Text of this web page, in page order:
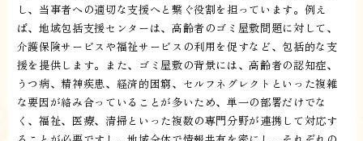
し、当事者への適切な支援へと繋ぐ役割を担っています。例え
ば、地域包括支援センターは、高齢者のゴミ屋敷問題に対して、
介護保険サービスや福祉サービスの利用を促すなど、包括的な支
援を提供します。また、ゴミ屋敷の背景には、高齢者の認知症、
うつ病、精神疾患、経済的困窮、セルフネグレクトといった複雑
な要因が絡み合っていることが多いため、単一の部署だけでな
く、福祉、医療、清掃といった複数の専門分野が連携して対応す